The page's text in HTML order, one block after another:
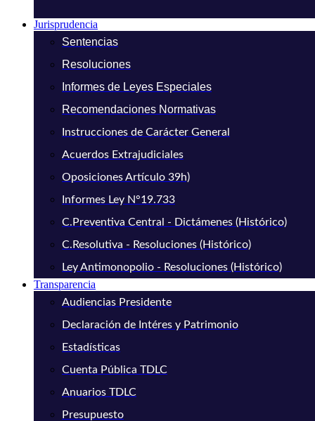
Jurisprudencia
Sentencias
Resoluciones
Informes de Leyes Especiales
Recomendaciones Normativas
Instrucciones de Carácter General
Acuerdos Extrajudiciales
Oposiciones Artículo 39h)
Informes Ley N°19.733
C.Preventiva Central - Dictámenes (Histórico)
C.Resolutiva - Resoluciones (Histórico)
Ley Antimonopolio - Resoluciones (Histórico)
Transparencia
Audiencias Presidente
Declaración de Intéres y Patrimonio
Estadísticas
Cuenta Pública TDLC
Anuarios TDLC
Presupuesto